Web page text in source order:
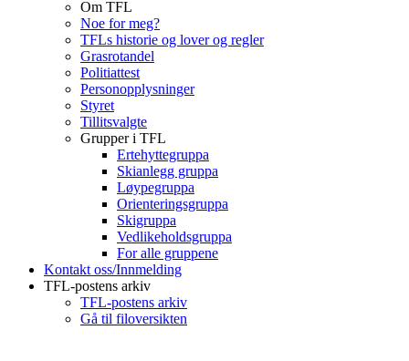
Om TFL
Noe for meg?
TFLs historie og lover og regler
Grasrotandel
Politiattest
Personopplysninger
Styret
Tillitsvalgte
Grupper i TFL
Ertehyttegruppa
Skianlegg gruppa
Løypegruppa
Orienteringsgruppa
Skigruppa
Vedlikeholdsgruppa
For alle gruppene
Kontakt oss/Innmelding
TFL-postens arkiv
TFL-postens arkiv
Gå til filoversikten